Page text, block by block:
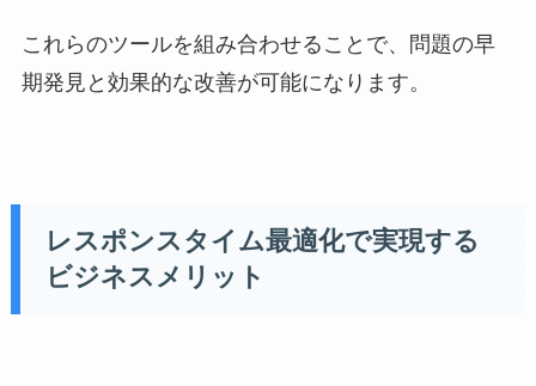
これらのツールを組み合わせることで、問題の早
期発見と効果的な改善が可能になります。
レスポンスタイム最適化で実現する
ビジネスメリット